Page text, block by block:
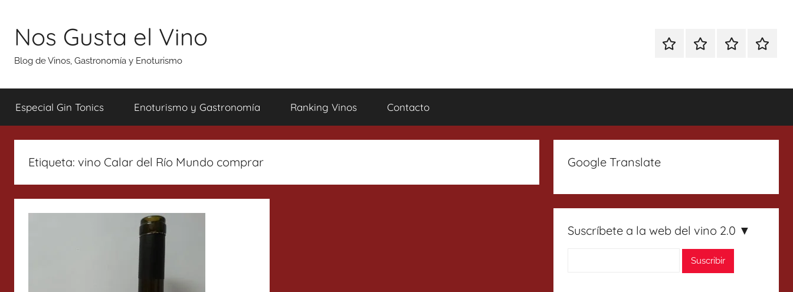
contenido
Nos Gusta el Vino
Blog de Vinos, Gastronomía y Enoturismo
EspecialEnoturismoRanking
Especial Gin Tonics Enoturismo y Gastronomía Ranking Vinos Contacto
Etiqueta: vino Calar del Río Mundo comprar Google Translate
Suscríbete a la web del vino 2.0 ▼